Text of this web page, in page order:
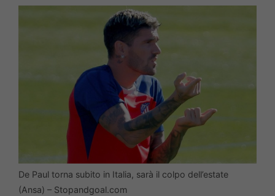
De Paul torna subito in Italia, sarà il colpo dell’estate
(Ansa) – Stopandgoal.com